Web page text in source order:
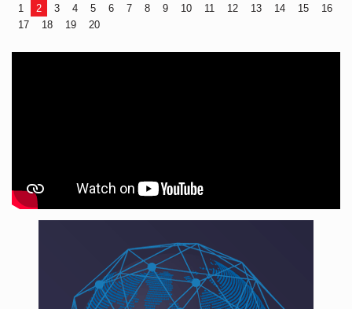
1 2 3 4 5 6 7 8 9 10 11 12 13 14 15
16
17
18 19 20